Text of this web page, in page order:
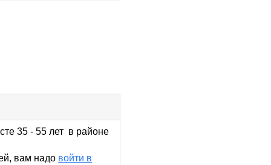
35 - 55 лет в районе
вам надо войти в